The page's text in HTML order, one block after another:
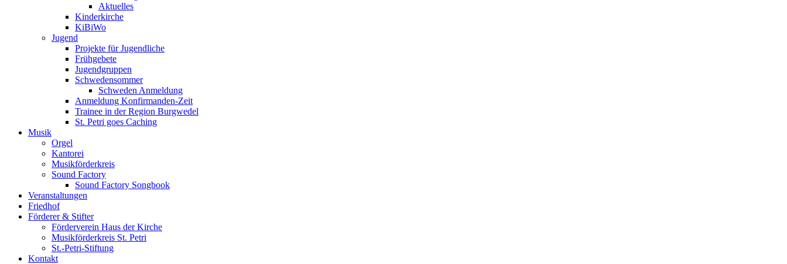
Aktuelles
Kinderkirche
KiBiWo
Jugend
Projekte für Jugendliche
Frühgebete
Jugendgruppen
Schwedensommer
Schweden Anmeldung
Anmeldung Konfirmanden-Zeit
Trainee in der Region Burgwedel
St. Petri goes Caching
Musik
Orgel
Kantorei
Musikförderkreis
Sound Factory
Sound Factory Songbook
Veranstaltungen
Friedhof
Förderer & Stifter
Förderverein Haus der Kirche
Musikförderkreis St. Petri
St.-Petri-Stiftung
Kontakt